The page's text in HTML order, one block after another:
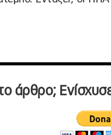
άρθρο;